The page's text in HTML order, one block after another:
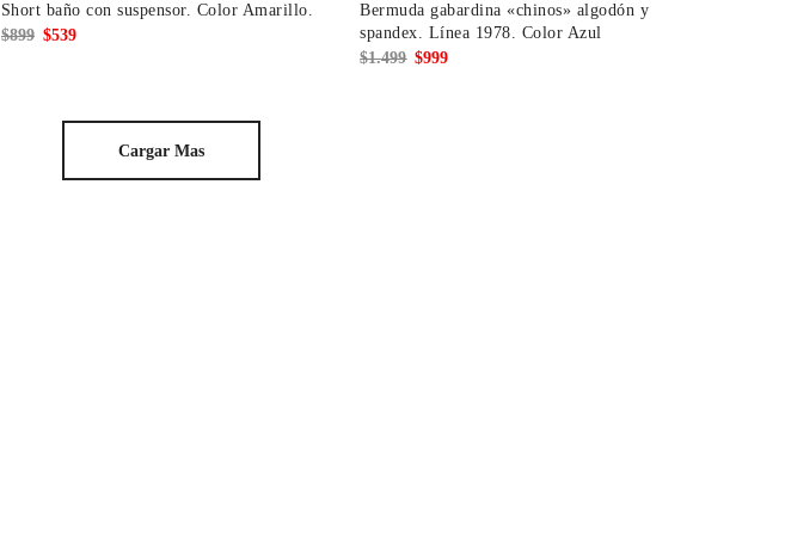
Short baño con suspensor. Color Amarillo.
$899 El
era:
$539El
es:
Bermuda gabardina «chinos» algodón y
spandex. Línea 1978. Color Azul
$1.499 El
$999El
Cargar Mas